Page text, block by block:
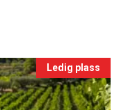
Ledig plass